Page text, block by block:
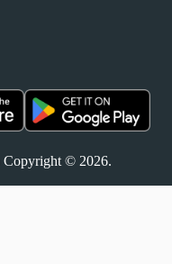
Copyright © 2026.